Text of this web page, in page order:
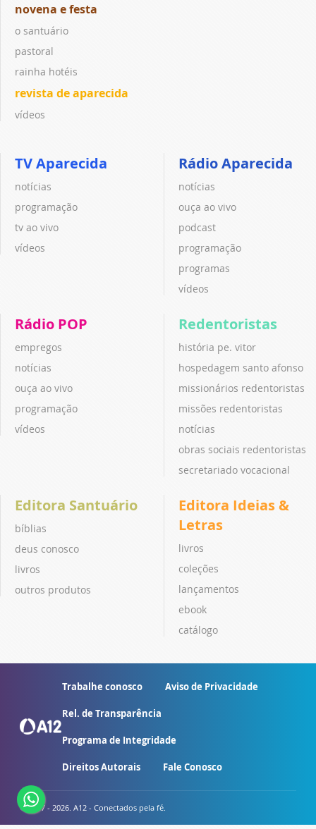
novena e festa
o santuário
pastoral
rainha hotéis
revista de aparecida
vídeos
TV Aparecida
notícias
programação
tv ao vivo
vídeos
Rádio Aparecida
notícias
ouça ao vivo
podcast
programação
programas
vídeos
Rádio POP
empregos
notícias
ouça ao vivo
programação
vídeos
Redentoristas
história pe. vitor
hospedagem santo afonso
missionários redentoristas
missões redentoristas
notícias
obras sociais redentoristas
secretariado vocacional
Editora Santuário
bíblias
deus conosco
livros
outros produtos
Editora Ideias &
Letras
livros
coleções
lançamentos
ebook
catálogo
Trabalhe conosco Aviso de Privacidade
Rel. de Transparência
Programa de Integridade
Direitos Autorais Fale Conosco
© 2007 - 2026. A12 - Conectados pela fé.